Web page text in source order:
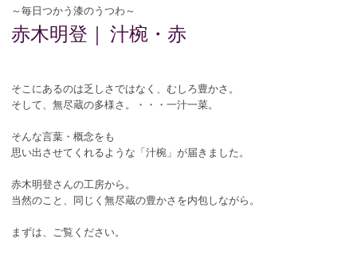
～毎日つかう漆のうつわ～
赤木明登｜ 汁椀・赤
そこにあるのは乏しさではなく、むしろ豊かさ。
そして、無尽蔵の多様さ。・・・一汁一菜。
そんな言葉・概念をも
思い出させてくれるような「汁椀」が届きました。
赤木明登さんの工房から。
当然のこと、同じく無尽蔵の豊かさを内包しながら。
まずは、ご覧ください。